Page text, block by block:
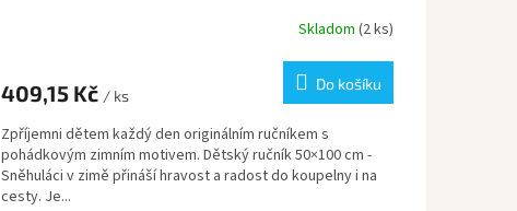
Skladom (2 ks)
409,15 Kč / ks
Do košíku
Zpříjemni dětem každý den originálním ručníkem s
pohádkovým zimním motivem. Dětský ručník 50×100 cm -
Sněhuláci v zimě přináší hravost a radost do koupelny i na
cesty. Je...